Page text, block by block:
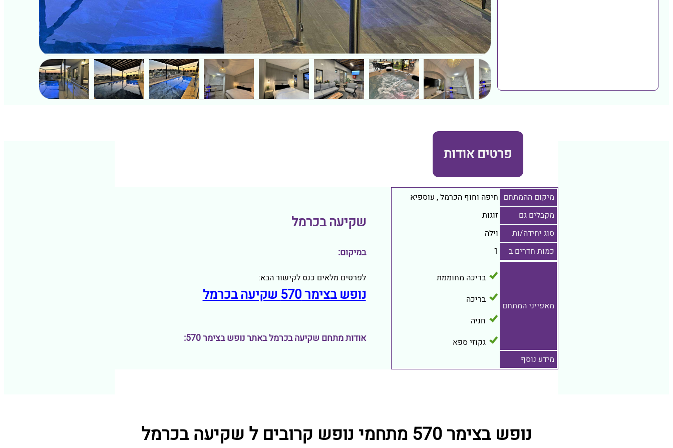
פרטים אודות
מיקום ההמתחם חיפה וחוף הכרמל, עוספיא
מקבלים גם
זוגות
סוג יחידה/ות
וילה
כמות חדרים ב
1
מאפייני המתחם
בריכה מחוממת
בריכה
חניה
גקוזי ספא
מידע נוסף
שקיעה בכרמל
במיקום:
לפרטים מלאים כנס לקישור הבא:
נופש בצימר 570 שקיעה בכרמל
אודות מתחם שקיעה בכרמל באתר נופש בצימר 570:
נופש בצימר 570 מתחמי נופש קרובים ל שקיעה בכרמל